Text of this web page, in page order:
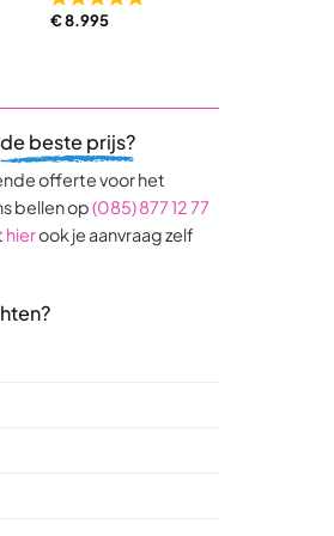
Rated
5,0
5
on
17
ratings
€8.995
de beste prijs?
offerte voor het
bellen op(085) 877 12 77
hierook je aanvraag zelf